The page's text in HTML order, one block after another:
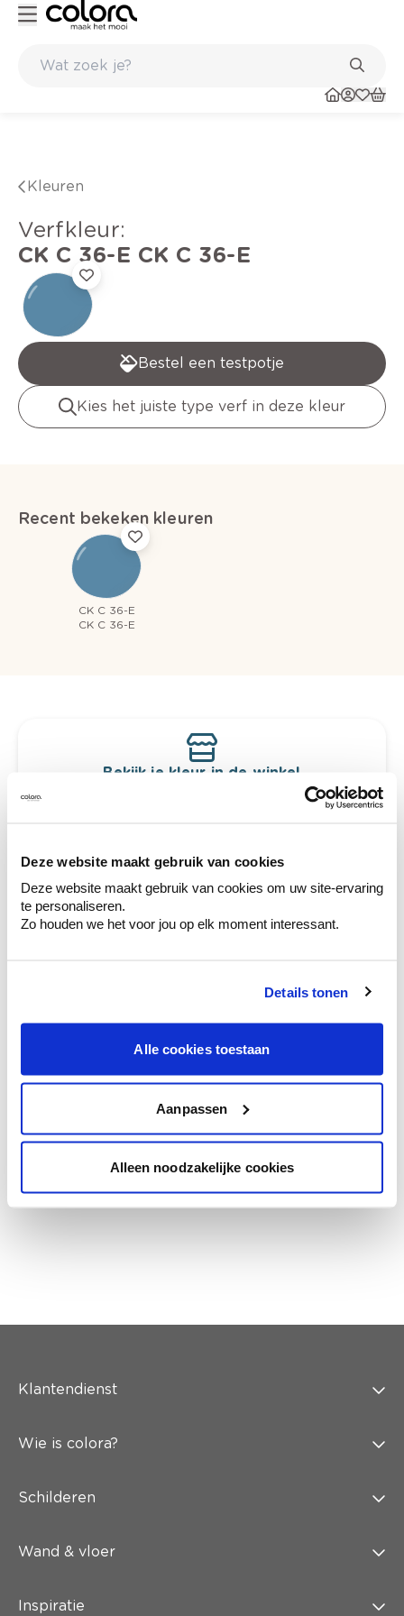
Deze website maakt gebruik van cookies
Deze website maakt gebruik van cookies om uw site-ervaring
te personaliseren.
Zo houden we het voor jou op elk moment interessant.
Details tonen
Alle cookies toestaan
Aanpassen
Alleen noodzakelijke cookies
Kleuren
verfkleur:
CK C 36-E CK C 36-E
Bestel een testpotje
Kies het juiste type verf in deze kleur
Recent bekeken kleuren
CK C 36-E
CK C 36-E
Bekijk je kleur in de winkel
Ontdek er kleurechte stalen van je
te verfijnen.
Krijg persoonlijk advies om kleuren te
combineren.
Krijg kleuradvies op basis van de lichtinval
en je meubels.
Krijg ineens een technologische check-up
Klantendienst
Wie is colora?
Schilderen
Wand & vloer
Inspiratie